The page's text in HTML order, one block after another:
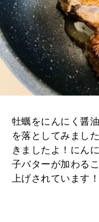
牡蠣をにんにく醤
を落としてみまし
きましたよ！にん
子バターが加わる
上げされています！